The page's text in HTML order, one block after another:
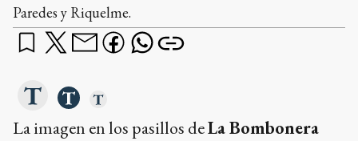
Paredes y Riquelme.
La imagen en los pasillos deLa Bombonera